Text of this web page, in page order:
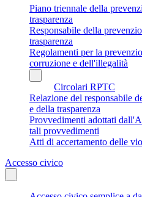
Piano triennale della
trasparenza
Responsabile della
trasparenza
Regolamenti per la
corruzione e dell'illegalità
Circolari RPTC
Relazione del responsabile
e della trasparenza
Provvedimenti adottati
tali provvedimenti
Atti di accertamento delle
Accesso civico